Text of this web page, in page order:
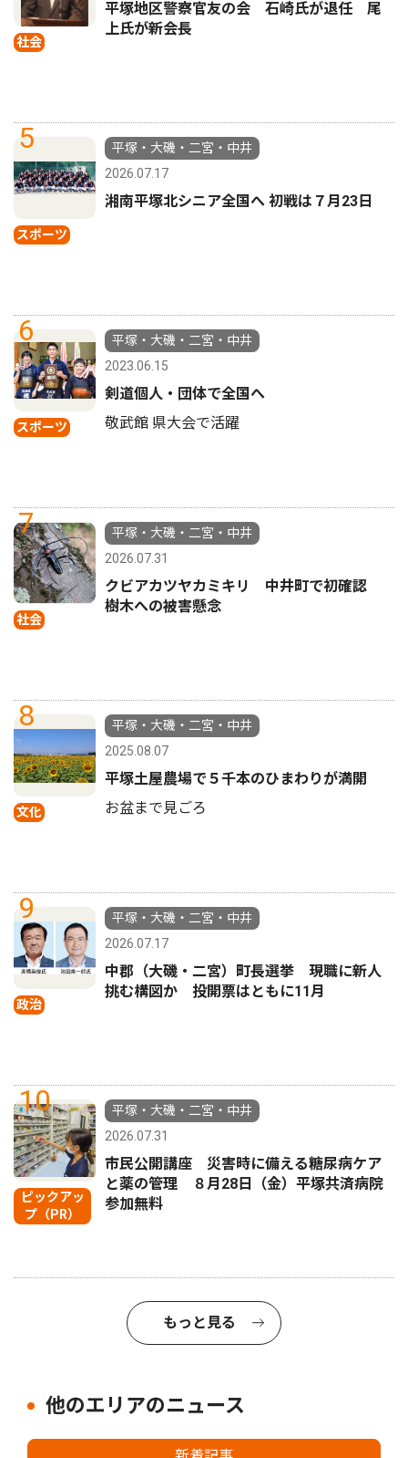
社会
平塚地区警察官友の会 石崎氏が退任 尾
上氏が新会長
5
スポーツ
平塚・大磯・二宮・中井
2026.07.17
湘南平塚北シニア全国へ 初戦は７月23日
6
スポーツ
平塚・大磯・二宮・中井
2023.06.15
剣道個人・団体で全国へ
敬武館 県大会で活躍
7
社会
平塚・大磯・二宮・中井
2026.07.31
クビアカツヤカミキリ 中井町で初確認
樹木への被害懸念
8
文化
平塚・大磯・二宮・中井
2025.08.07
平塚土屋農場で５千本のひまわりが満開
お盆まで見ごろ
9
政治
平塚・大磯・二宮・中井
2026.07.17
中郡（大磯・二宮）町長選挙 現職に新人
挑む構図か 投開票はともに11月
10
ピックアッ
プ（PR）
平塚・大磯・二宮・中井
2026.07.31
市民公開講座 災害時に備える糖尿病ケア
と薬の管理 ８月28日（金）平塚共済病院
参加無料
もっと見る
他のエリアのニュース